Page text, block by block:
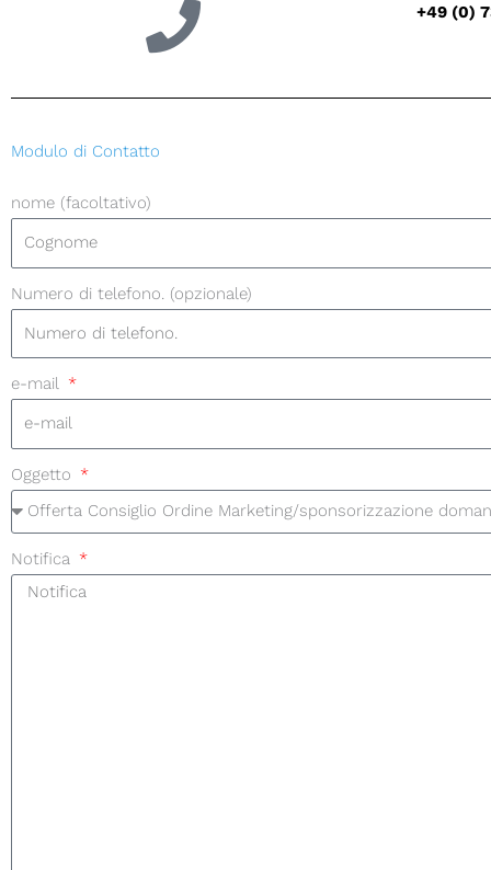
+49 (0)
Modulo di Contatto
nome (facoltativo)
Numero di telefono. (opzionale)
e-mail
Oggetto
Notifica